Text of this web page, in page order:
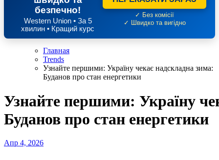
безпечно!
Western Union • За 5
хвилин • Кращий курс
✓ Без комісії
✓ Швидко та вигідно
Главная
Trends
Узнайте першими: Україну чекає надскладна зима:
Буданов про стан енергетики
Узнайте першими: Україну
Буданов про стан енергетики
Апр 4, 2026